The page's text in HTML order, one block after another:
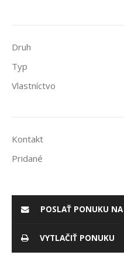
Druh
Typ
Vlastníctvo
Kontakt
Pridané
POSLAŤ PONUKU
VYTLAČIŤ PONUKU